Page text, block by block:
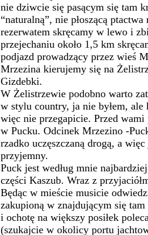
nie dziwcie się pasącym się tam
“naturalną”, nie płoszącą
rezerwatem skręcamy w lewo i
przejechaniu około 1,5 km
podjazd prowadzący przez wieś
Mrzezina kierujemy się na
Gizdebki.
W Żelistrzewie podobno warto
w stylu country, ja nie byłem,
więc nie przegapicie. Przed
w Pucku. Odcinek Mrzezino -
rzadko uczęszczaną drogą, a
przyjemny.
Puck jest według mnie
części Kaszub. Wraz z
Będąc w mieście musicie
zakupioną w znajdującym się
i ochotę na większy posiłek
(szukajcie w okolicy portu